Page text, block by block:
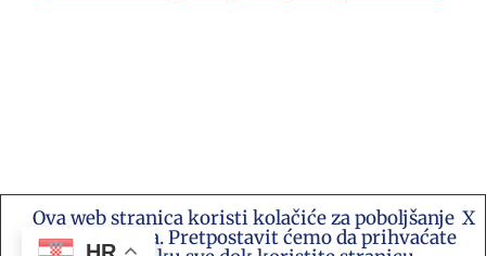
Kontakt e-mail: akademija.art@gmail.com •
Akademija Art Zagreb • Hrvatska stranica za
Ova web stranica koristi kolačiće za poboljšanje
vašeg iskustva. Pretpostavit ćemo da prihvaćate
X